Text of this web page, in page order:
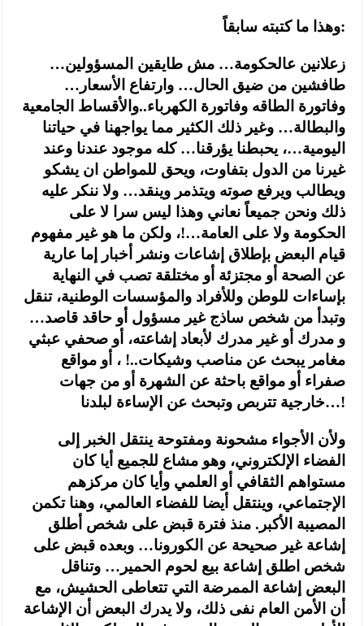
وهذا ما كتبته سابقاً:
زعلانين عالحكومة… مش طايقين المسؤولين…
طافشين من ضيق الحال… وارتفاع الأسعار…
وفاتورة الطاقه وفاتورة الكهرباء..والأقساط الجامعية
والبطالة… وغير ذلك الكثير مما يواجهنا في حياتنا
اليومية…، يحبطنا يؤرقنا… كله موجود عندنا وعند
غيرنا من الدول بتفاوت، ويحق للمواطن ان يشكو
ويطالب ويرفع صوته ويتذمر وينقد… ولا ننكر عليه
ذلك ونحن جميعاً نعاني وهذا ليس سرا لا على
الحكومة ولا على العامة…!، ولكن ما هو غير مفهوم
قيام البعض بإطلاق إشاعات ونشر أخبار إما عارية
عن الصحة أو مجتزئة أو مختلقة تصب في النهاية
بإساءات للوطن وللأفراد والمؤسسات الوطنية، تنقل
وتبدأ من شخص ساذج غير مسؤول أو حاقد قاصد…
و مدرك أو غير مدرك لأبعاد إشاعته، أو صحفي عبثي
مغامر يبحث عن مناصب وشيكات..! ، أو مواقع
صفراء أو مواقع باحثة عن الشهرة أو من جهات
خارجية تتربص وتبحث عن الإساءة لبلدنا…!
ولأن الأجواء مشحونة ومفتوحة ينتقل الخبر إلى
الفضاء الإلكتروني، وهو مشاع للجميع أيا كان
مستواهم الثقافي أو العلمي وأيا كان مركزهم
الإجتماعي، وينتقل أيضا للفضاء العالمي، وهنا تكمن
المصيبة الأكبر. منذ فترة قبض على شخص أطلق
إشاعة غير صحيحة عن الكورونا… وبعده قبض على
شخص اطلق إشاعة بيع لحوم الحمير… وتناقل
البعض إشاعة الممرضة التي تتعاطى الحشيش، مع
أن الأمن العام نفى ذلك، ولا يدرك البعض أن الإشاعة